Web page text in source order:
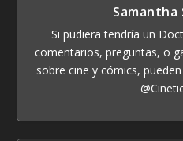
Samantha
Si pudiera tendría un
comentarios, preguntas, o
sobre cine y cómics,